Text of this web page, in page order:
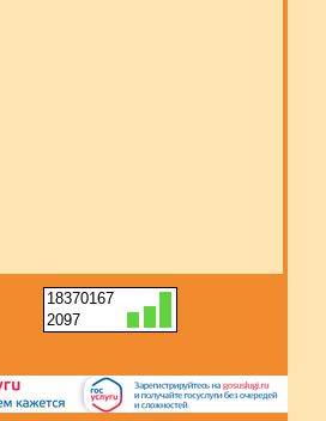
18370167
2097